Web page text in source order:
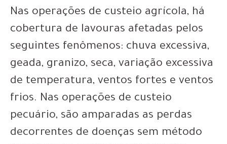
Nas operações de custeio agrícola, há
cobertura de lavouras afetadas pelos
seguintes fenômenos: chuva excessiva,
geada, granizo, seca, variação excessiva
de temperatura, ventos fortes e ventos
frios. Nas operações de custeio
pecuário, são amparadas as perdas
decorrentes de doenças sem método